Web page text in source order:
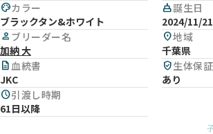
paletteカラー
ブラックタン&ホワイト
cake誕生日
2024/11/21
person ブリーダー名
加納 大
location_on地域
千葉県
description血統書
JKC
verified_user生体保証
あり
schedule引渡し時期
61日以降